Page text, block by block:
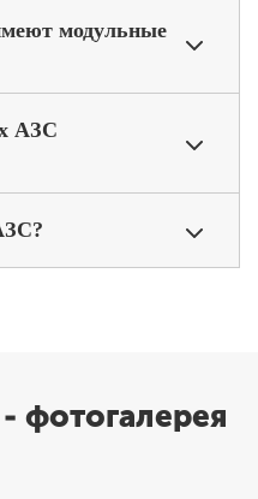
модульные
АЗС
фотогалерея